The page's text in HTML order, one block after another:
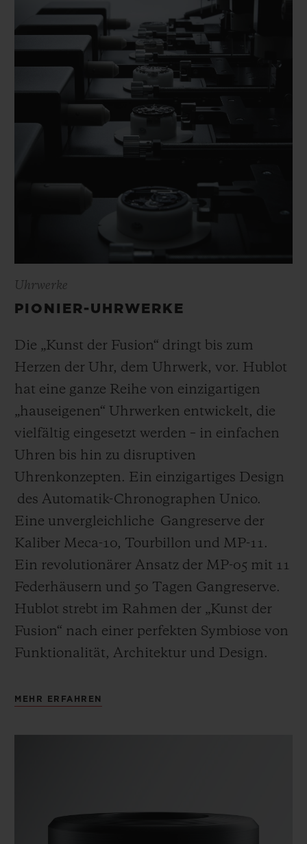
Uhrwerke
PIONIER-UHRWERKE
Die „Kunst der Fusion“ dringt bis zum
Herzen der Uhr, dem Uhrwerk, vor. Hublot
hat eine ganze Reihe von einzigartigen
„hauseigenen“ Uhrwerken entwickelt, die
vielfältig eingesetzt werden – in einfachen
Uhren bis hin zu disruptiven
Uhrenkonzepten. Ein einzigartiges Design
des Automatik-Chronographen Unico.
Eine unvergleichliche Gangreserve der
Kaliber Meca-10, Tourbillon und MP-11.
Ein revolutionärer Ansatz der MP-05 mit 11
Federhäusern und 50 Tagen Gangreserve.
Hublot strebt im Rahmen der „Kunst der
Fusion“ nach einer perfekten Symbiose von
Funktionalität, Architektur und Design.
MEHR ERFAHREN